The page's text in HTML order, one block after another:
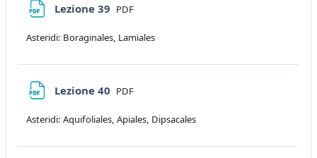
Lezione 39 File
PDF
Asteridi: Boraginales, Lamiales
Lezione 40 File
PDF
Asteridi: Aquifoliales, Apiales, Dipsacales